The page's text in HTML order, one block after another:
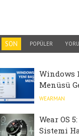
SON POPÜLER
Windows
Menüsü
WEARMAN
Wear OS
Sistemi